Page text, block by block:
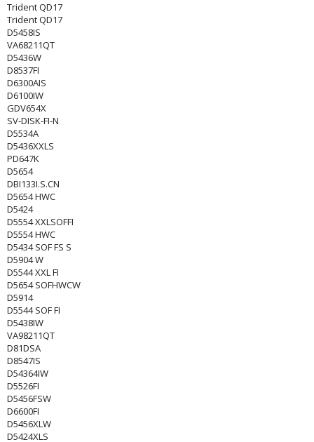
Trident QD17
Trident QD17
D5458IS
VA68211QT
D5436W
D8537FI
D6300AIS
D6100IW
GDV654X
SV-DISK-FI-N
D5534A
D5436XXLS
PD647K
D5654
DBI133I.S.CN
D5654 HWC
D5424
D5554 XXLSOFFI
D5554 HWC
D5434 SOF FS S
D5904 W
D5544 XXL FI
D5654 SOFHWCW
D5914
D5544 SOF FI
D5438IW
VA98211QT
D81DSA
D8547IS
D54364IW
D5526FI
D5456FSW
D6600FI
D5456XLW
D5424XLS